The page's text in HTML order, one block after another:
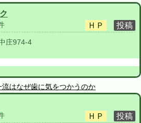
庄974-4
流はなぜ歯に気をつかうのか